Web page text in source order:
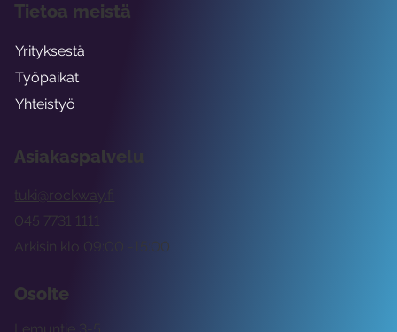
Asiakaspalvelu
tuki@rockway.fi
Arkisin klo 09:00 -15:00
045 7731 1111
Osoite
Tietoa meistä
Yrityksestä
Työpaikat
Yhteistyö